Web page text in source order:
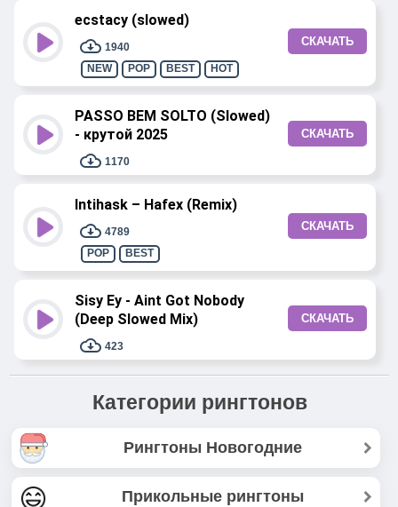
ecstacy (slowed)
1940
NEW
POP BEST HOT
СКАЧАТЬ
PASSO BEM SOLTO (Slowed)
- крутой 2025
1170
СКАЧАТЬ
Intihask – Hafex (Remix)
4789
POP
BEST
СКАЧАТЬ
Sisy Ey - Aint Got Nobody
(Deep Slowed Mix)
423
СКАЧАТЬ
Категории рингтонов
Рингтоны Новогодние
Прикольные рингтоны